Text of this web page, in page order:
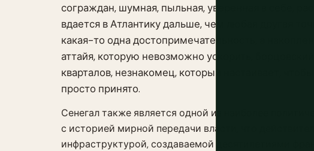
сограждан, шумная, пыльная, уверенная в себе,
вдается в Атлантику дальше, чем любая другая
какая-то одна достопримечательность, а
аттайя, которую невозможно ускорить,
кварталов, незнакомец, который настаивает,
просто принято.
Сенегал также является одной из наиболее
с историей мирной передачи власти, что
инфраструктурой, создаваемой десятилетиями